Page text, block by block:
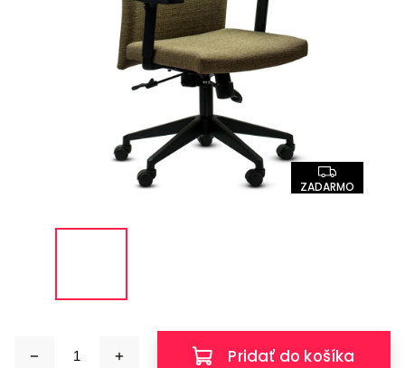
ZADARMO
Pridať do košíka